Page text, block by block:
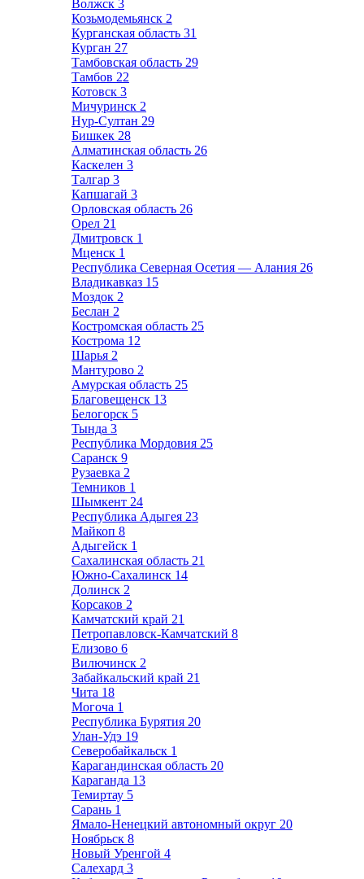
Волжск 3
Козьмодемьянск 2
Курганская область 31
Курган 27
Тамбовская область 29
Тамбов 22
Котовск 3
Мичуринск 2
Нур-Султан 29
Бишкек 28
Алматинская область 26
Каскелен 3
Талгар 3
Капшагай 3
Орловская область 26
Орел 21
Дмитровск 1
Мценск 1
Республика Северная Осетия — Алания 26
Владикавказ 15
Моздок 2
Беслан 2
Костромская область 25
Кострома 12
Шарья 2
Мантурово 2
Амурская область 25
Благовещенск 13
Белогорск 5
Тында 3
Республика Мордовия 25
Саранск 9
Рузаевка 2
Темников 1
Шымкент 24
Республика Адыгея 23
Майкоп 8
Адыгейск 1
Сахалинская область 21
Южно-Сахалинск 14
Долинск 2
Корсаков 2
Камчатский край 21
Петропавловск-Камчатский 8
Елизово 6
Вилючинск 2
Забайкальский край 21
Чита 18
Могоча 1
Республика Бурятия 20
Улан-Удэ 19
Северобайкальск 1
Карагандинская область 20
Караганда 13
Темиртау 5
Сарань 1
Ямало-Ненецкий автономный округ 20
Ноябрьск 8
Новый Уренгой 4
Салехард 3